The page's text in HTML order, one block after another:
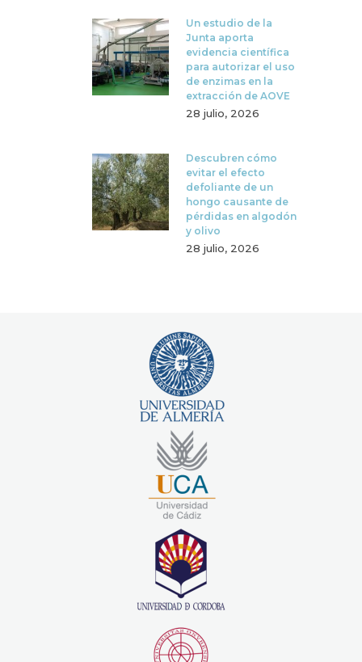
Un estudio de la
Junta aporta
evidencia científica
para autorizar el uso
de enzimas en la
extracción de AOVE
28 julio, 2026
Descubren cómo
evitar el efecto
defoliante de un
hongo causante de
pérdidas en algodón
y olivo
28 julio, 2026